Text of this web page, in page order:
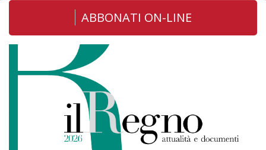
ABBONATI ON-LINE